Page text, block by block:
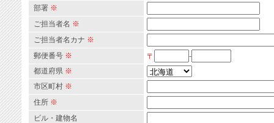
部署 ※
ご担当者名 ※
ご担当者名カナ ※
郵便番号 ※ 〒
-
都道府県 ※
市区町村 ※
住所 ※
ビル・建物名